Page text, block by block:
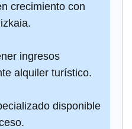
crecimiento con
ingresos
alquiler turístico.
disponible